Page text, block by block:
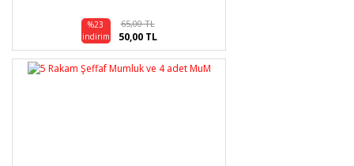
%23
indirim
65,00 TL
50,00 TL